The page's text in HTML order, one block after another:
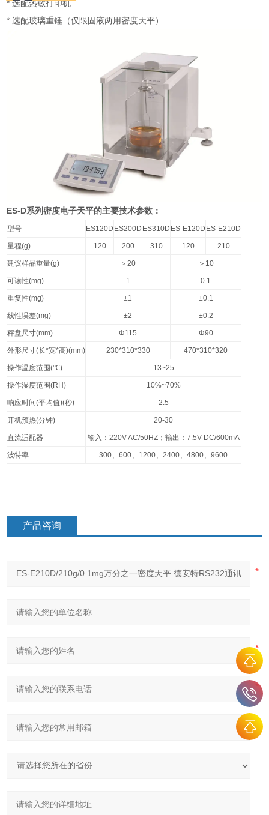
*选配热敏打印机
*选配玻璃重锤（仅限固液两用密度天平）
ES-D系列密度电子天平的主要技术参数：
型号 ES120D ES200D ES310D ES-E120D ES-E210D
量程(g) 120 200 310 120 210
建议样品重量(g) ＞20 ＞ 10
可读性(mg) 1 0.1
重复性(mg) ±1 ±0.1
线性误差(mg) ±2 ±0.2
秤盘尺寸(mm) Φ115 Φ90
外形尺寸(长*宽*高)(mm) 230*310*330 470*310*320
操作温度范围(℃) 13~25
操作湿度范围(RH) 10%~70%
响应时间(平均值)(秒) 2.5
开机预热(分钟) 20-30
直流适配器 输入： 220V AC/50HZ；输出： 7.5V DC/600mA
波特率 300、600、 1200、2400、4800、9600
产品咨询